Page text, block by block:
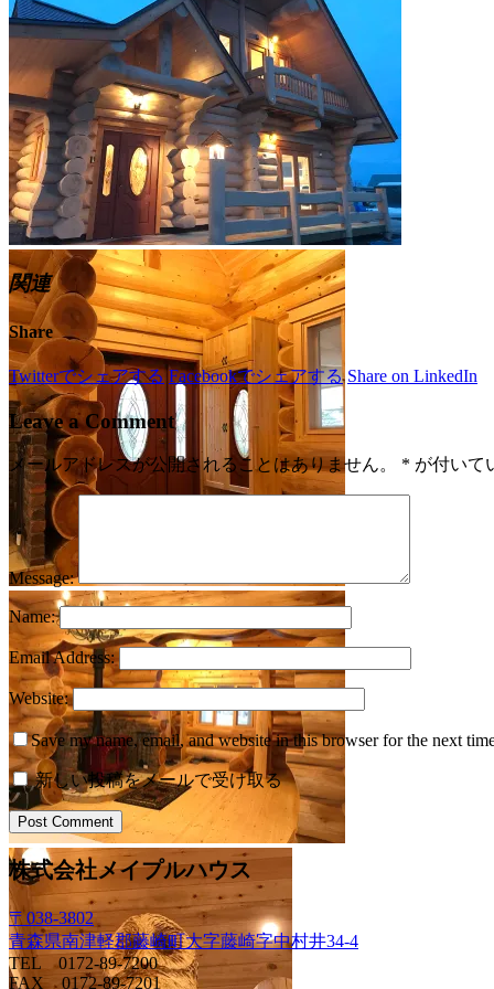
関連
Share
Twitterでシェアする Facebookでシェアする Share on LinkedIn
Leave a Comment
メールアドレスが公開されることはありません。 * が付いて
Message:
Name:
Email Address:
Website:
Save my name, email, and website in this browser for the next
新しい投稿をメールで受け取る
株式会社メイプルハウス
〒038-3802
青森県南津軽郡藤崎町大字藤崎字中村井34-4
TEL 0172-89-7200
FAX 0172-89-7201